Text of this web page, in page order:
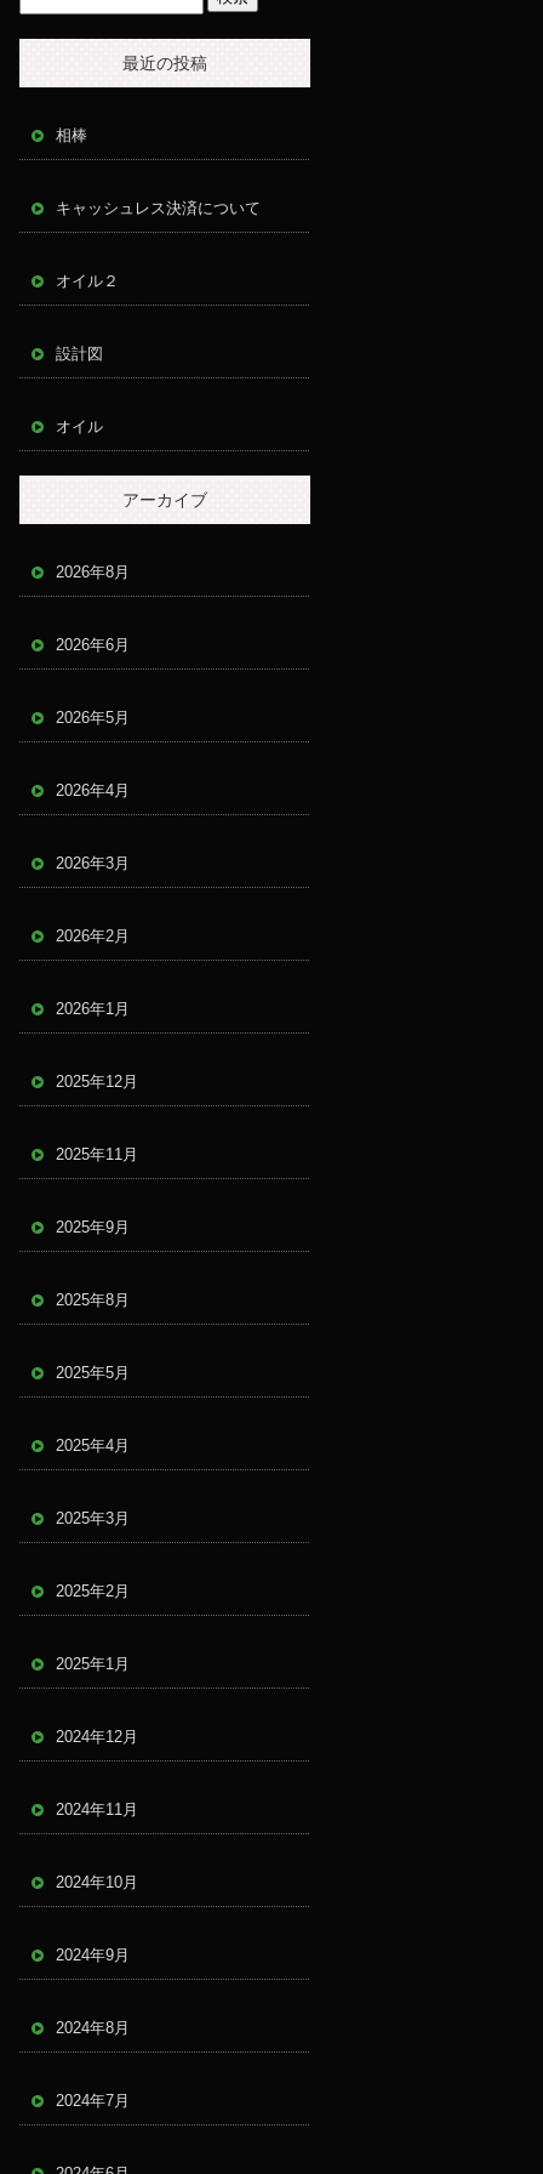
最近の投稿
相棒
キャッシュレス決済について
オイル２
設計図
オイル
アーカイブ
2026年8月
2026年6月
2026年5月
2026年4月
2026年3月
2026年2月
2026年1月
2025年12月
2025年11月
2025年9月
2025年8月
2025年5月
2025年4月
2025年3月
2025年2月
2025年1月
2024年12月
2024年11月
2024年10月
2024年9月
2024年8月
2024年7月